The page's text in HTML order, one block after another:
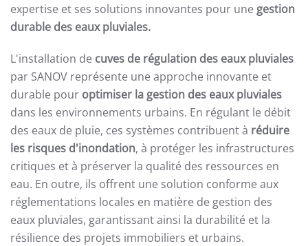
expertise et ses solutions innovantes pour une gestion
durable des eaux pluviales.
L'installation de cuves de régulation des eaux pluviales
par SANOV représente une approche innovante et
durable pour optimiser la gestion des eaux pluviales
dans les environnements urbains. En régulant le débit
des eaux de pluie, ces systèmes contribuent à réduire
les risques d'inondation, à protéger les infrastructures
critiques et à préserver la qualité des ressources en
eau. En outre, ils offrent une solution conforme aux
réglementations locales en matière de gestion des
eaux pluviales, garantissant ainsi la durabilité et la
résilience des projets immobiliers et urbains.